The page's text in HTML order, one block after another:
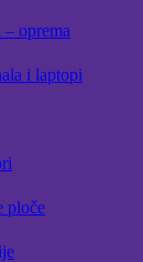
oprema
i laptopi
ploče